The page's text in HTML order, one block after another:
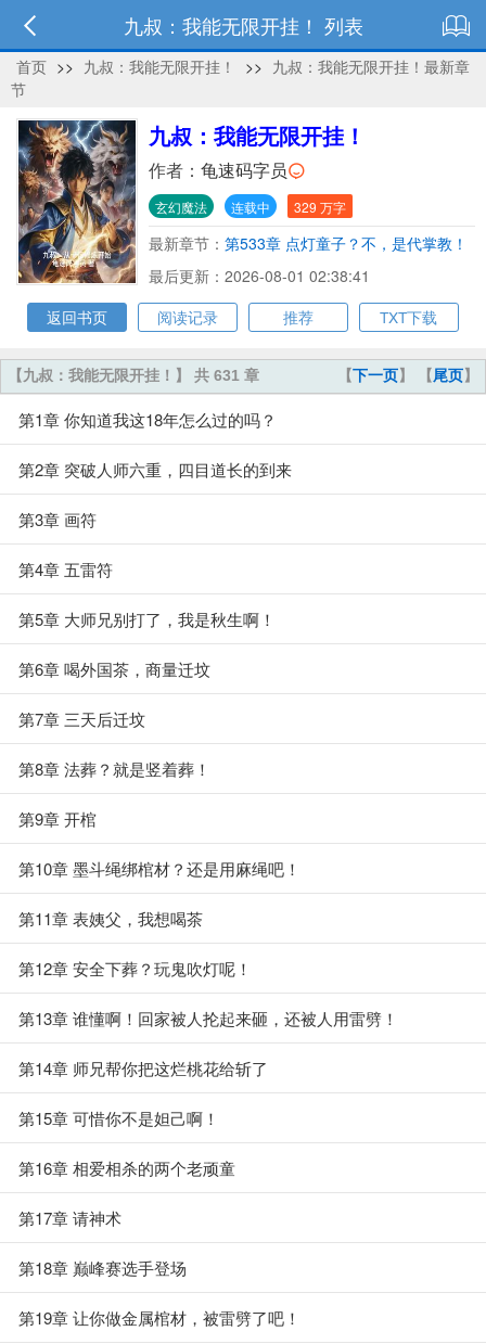
九叔：我能无限开挂！ 列表
首页 >> 九叔：我能无限开挂！ >> 九叔：我能无限开挂！最新章
节
九叔：我能无限开挂！
作者： 龟速码字员
玄幻魔法 连载中 329 万字
最新章节： 第533章 点灯童子？不，是代掌教！
最后更新：2026-08-01 02:38:41
返回书页
阅读记录 推荐 TXT下载
【下一页】 【尾页】
【九叔：我能无限开挂！】 共 631 章
第1章 你知道我这18年怎么过的吗？
第2章 突破人师六重，四目道长的到来
第3章 画符
第4章 五雷符
第5章 大师兄别打了，我是秋生啊！
第6章 喝外国茶，商量迁坟
第7章 三天后迁坟
第8章 法葬？就是竖着葬！
第9章 开棺
第10章 墨斗绳绑棺材？还是用麻绳吧！
第11章 表姨父，我想喝茶
第12章 安全下葬？玩鬼吹灯呢！
第13章 谁懂啊！回家被人抡起来砸，还被人用雷劈！
第14章 师兄帮你把这烂桃花给斩了
第15章 可惜你不是妲己啊！
第16章 相爱相杀的两个老顽童
第17章 请神术
第18章 巅峰赛选手登场
第19章 让你做金属棺材，被雷劈了吧！